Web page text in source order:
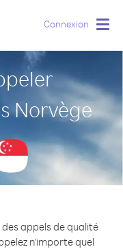
Connexion
Norvège
appels de qualité
n'importe quel